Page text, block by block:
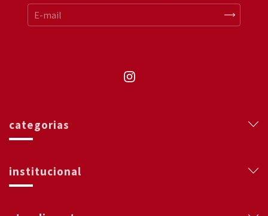
categorias
institucional